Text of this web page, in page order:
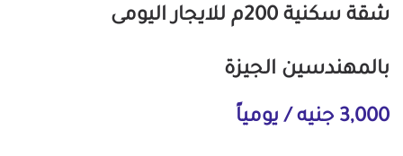
شقة سكنية 200م للايجار اليومى
بالمهندسين الجيزة
3,000 جنيه / يومياً